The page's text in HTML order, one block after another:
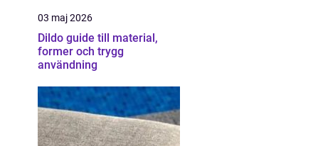
03 maj 2026
Dildo guide till material,
former och trygg
användning